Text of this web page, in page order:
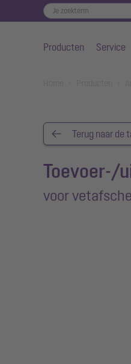
Producten Service
Terug naar de
Toevoer-/
voor